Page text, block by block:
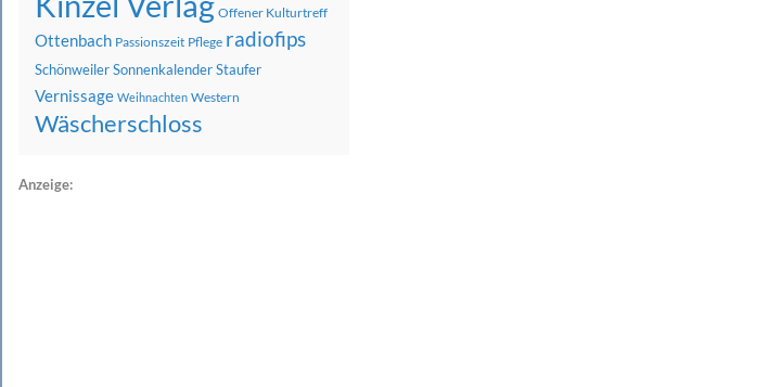
Offener Kulturtreff
Ottenbach Passionszeit Pflege radiofips
SchönweilerSonnenkalenderStaufer
Vernissage Weihnachten Western
Wäscherschloss
Anzeige: